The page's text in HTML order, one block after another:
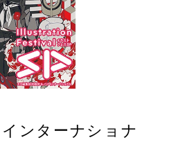
ンターナショナ